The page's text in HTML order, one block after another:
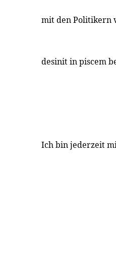
mit den Politikern
desinit in piscem
Ich bin jederzeit